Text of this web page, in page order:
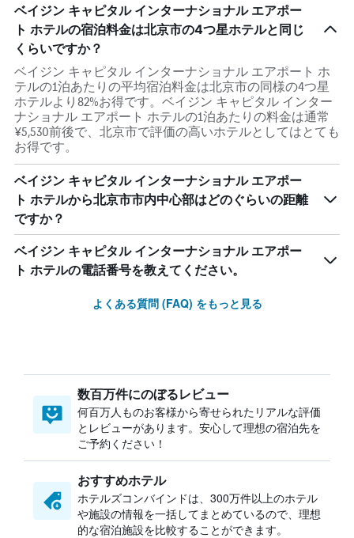
ベイジン キャピタル インターナショナル エアポー
ト ホテルの宿泊料金は北京市の4つ星ホテルと同じ
くらいですか？
ベイジン キャピタル インターナショナル エアポート ホ
テルの1泊あたりの平均宿泊料金は北京市の同様の4つ星
ホテルより82%お得です。ベイジン キャピタル インター
ナショナル エアポート ホテルの1泊あたりの料金は通常
¥5,530前後で、北京市で評価の高いホテルとしてはとても
お得です。
ベイジン キャピタル インターナショナル エアポー
ト ホテルから北京市市内中心部はどのぐらいの距離
ですか？
ベイジン キャピタル インターナショナル エアポー
ト ホテルの電話番号を教えてください。
よくある質問 (FAQ) をもっと見る
数百万件にのぼるレビュー
何百万人ものお客様から寄せられたリアルな評価
とレビューがあります。安心して理想の宿泊先を
ご予約ください！
おすすめホテル
ホテルズコンバインドは、300万件以上のホテル
や施設の情報を一括してまとめているので、理想
的な宿泊施設を比較することができます。